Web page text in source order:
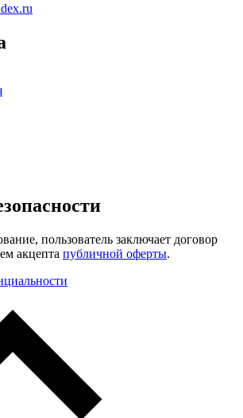
пользователь заключает договор
акцепта публичной оферты.